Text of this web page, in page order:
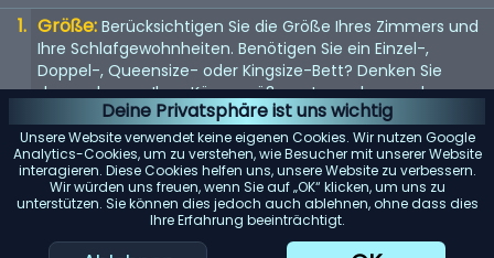
Deine Privatsphäre ist uns wichtig
Unsere Website verwendet keine eigenen Cookies. Wir nutzen Google
Analytics-Cookies, um zu verstehen, wie Besucher mit unserer Website
interagieren. Diese Cookies helfen uns, unsere Website zu verbessern.
Wir würden uns freuen, wenn Sie auf „OK“ klicken, um uns zu
unterstützen. Sie können dies jedoch auch ablehnen, ohne dass dies
Ihre Erfahrung beeinträchtigt.
Größe: Berücksichtigen Sie die Größe Ihres Zimmers und
Ihre Schlafgewohnheiten. Benötigen Sie ein Einzel-,
Doppel-, Queensize- oder Kingsize-Bett? Denken Sie
daran, dass es Ihrer Körpergröße entsprechen und
genügend Platz bieten sollte, wenn Sie es mit jemandem
teilen.
Matratze: Die Matratze ist entscheidend für einen guten
Schlaf. Suchen Sie nach einer Matratze, die Ihr
Körpergewicht gleichmäßig verteilt und Ihren
Komfortvorlieben entspricht, sei es weich, mittel oder